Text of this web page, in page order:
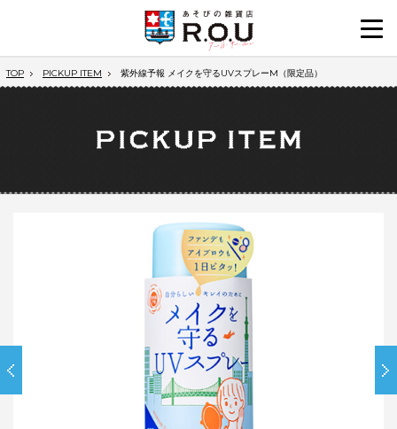
TOP PICKUP ITEM 紫外線予報 メイクを守るUVスプレーM（限定品）